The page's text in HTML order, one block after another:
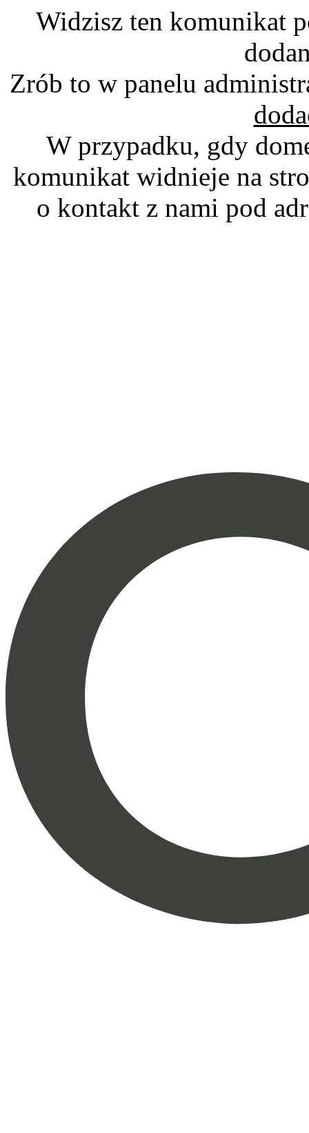
Widzisz ten komunikat
Zrób to w panelu
W przypadku, gdy
komunikat widnieje na
o kontakt z nami pod